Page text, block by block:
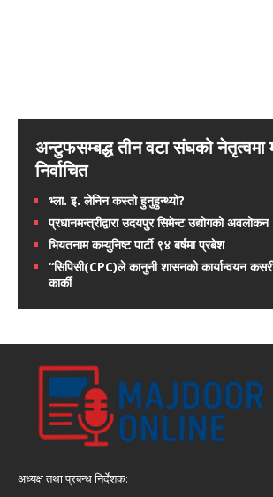
अन्टुफसम्बद्ध तीन वटा संघको नेतृत्वमा
निर्वाचित
भ्ला. इ. लेनिन कस्तो हुनुहुन्थ्यो?
प्रधानमन्त्रीद्वारा उदयपुर सिमेन्ट उद्योगको अवलोकन
भियतनाम कम्युनिष्ट पार्टी ९४ बर्षमा प्रबेश
“सिपिसी(CPC)ले कानुनी शासनको कार्यान्वयन
कार्की
अध्यक्ष तथा प्रबन्ध निर्देशक: